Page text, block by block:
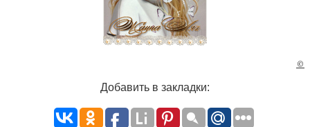
©
Добавить в закладки: